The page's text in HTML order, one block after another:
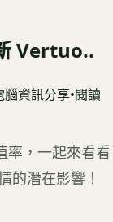
Vertuo..
腦資訊分享•閱讀
率，一起來看看
的潛在影響！